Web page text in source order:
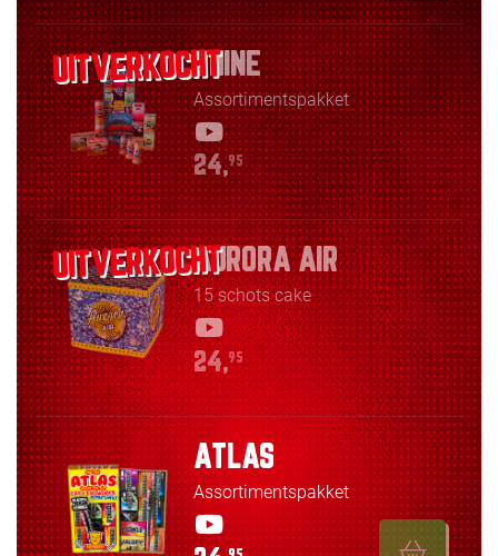
SHINE
Assortimentspakket
24,95
AURORA AIR
15 schots cake
24,95
ATLAS
Assortimentspakket